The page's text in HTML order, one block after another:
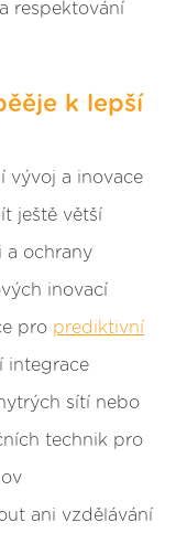
respektování
k lepší
vývoj a inovace
ještě větší
a ochrany
inovací
pro prediktivní
integrace
sítí nebo
technik pro
ani vzdělávání